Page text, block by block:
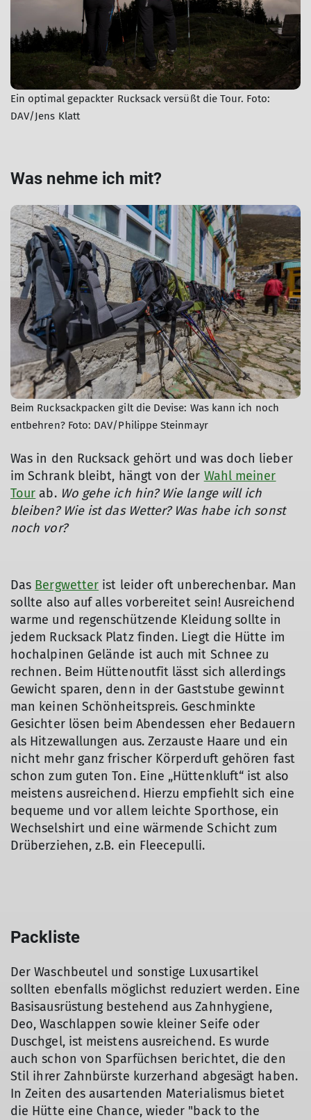
Ein optimal gepackter Rucksack versüßt die Tour. Foto:
DAV/Jens Klatt
Was nehme ich mit?
Beim Rucksackpacken gilt die Devise: Was kann ich noch
entbehren? Foto: DAV/Philippe Steinmayr
Was in den Rucksack gehört und was doch lieber
im Schrank bleibt, hängt von der Wahl meiner
Tour ab. Wo gehe ich hin? Wie lange will ich
bleiben? Wie ist das Wetter? Was habe ich sonst
noch vor?
Das Bergwetter ist leider oft unberechenbar. Man
sollte also auf alles vorbereitet sein! Ausreichend
warme und regenschützende Kleidung sollte in
jedem Rucksack Platz finden. Liegt die Hütte im
hochalpinen Gelände ist auch mit Schnee zu
rechnen. Beim Hüttenoutfit lässt sich allerdings
Gewicht sparen, denn in der Gaststube gewinnt
man keinen Schönheitspreis. Geschminkte
Gesichter lösen beim Abendessen eher Bedauern
als Hitzewallungen aus. Zerzauste Haare und ein
nicht mehr ganz frischer Körperduft gehören fast
schon zum guten Ton. Eine „Hüttenkluft“ ist also
meistens ausreichend. Hierzu empfiehlt sich eine
bequeme und vor allem leichte Sporthose, ein
Wechselshirt und eine wärmende Schicht zum
Drüberziehen, z.B. ein Fleecepulli.
Packliste
Der Waschbeutel und sonstige Luxusartikel
sollten ebenfalls möglichst reduziert werden. Eine
Basisausrüstung bestehend aus Zahnhygiene,
Deo, Waschlappen sowie kleiner Seife oder
Duschgel, ist meistens ausreichend. Es wurde
auch schon von Sparfüchsen berichtet, die den
Stil ihrer Zahnbürste kurzerhand abgesägt haben.
In Zeiten des ausartenden Materialismus bietet
die Hütte eine Chance, wieder "back to the